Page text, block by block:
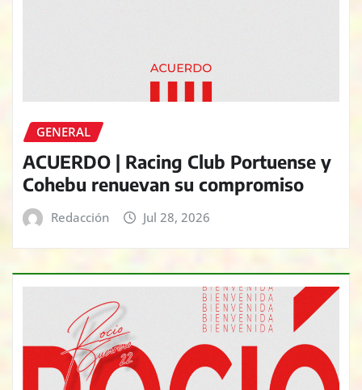
GENERAL
ACUERDO | Racing Club Portuense y
Cohebu renuevan su compromiso
Redacción Jul 28, 2026